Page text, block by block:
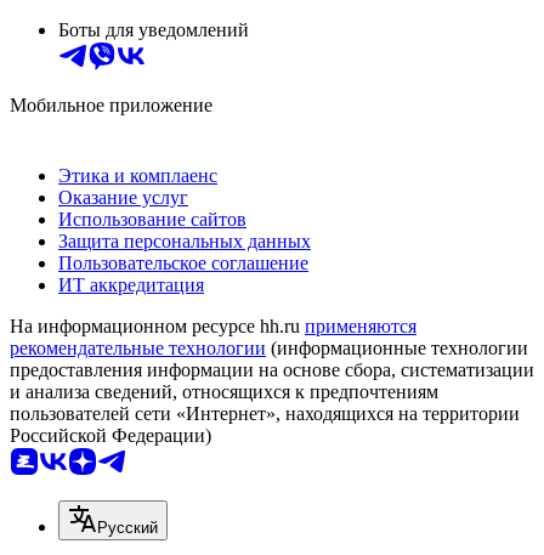
Боты для уведомлений
Мобильное приложение
Этика и комплаенс
Оказание услуг
Использование сайтов
Защита персональных данных
Пользовательское соглашение
ИТ аккредитация
На информационном ресурсе hh.ru применяются
рекомендательные технологии (информационные технологии
предоставления информации на основе сбора, систематизации
и анализа сведений, относящихся к предпочтениям
пользователей сети «Интернет», находящихся на территории
Российской Федерации)
Русский